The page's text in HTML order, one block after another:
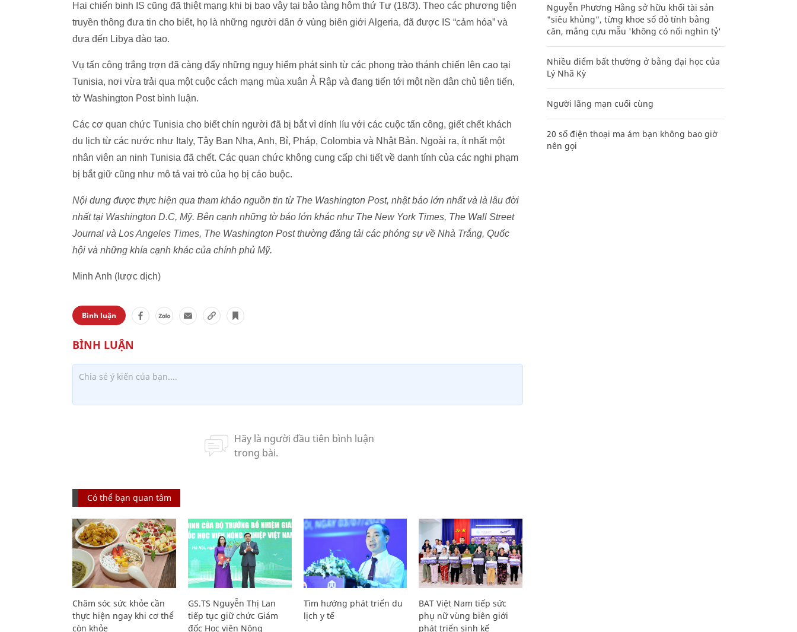
Hai chiến binh IS cũng đã thiệt mạng khi bị bao vây tại bảo tàng hôm thứ Tư (18/3). Theo các phương tiện
truyền thông đưa tin cho biết, họ là những người dân ở vùng biên giới Algeria, đã được IS “cảm hóa” và
đưa đến Libya đào tạo.
Vụ tấn công trắng trợn đã càng đẩy những nguy hiểm phát sinh từ các phong trào thánh chiến lên cao tại
Tunisia, nơi vừa trải qua một cuộc cách mạng mùa xuân Ả Rập và đang tiến tới một nền dân chủ tiên tiến,
tờ Washington Post bình luận.
Các cơ quan chức Tunisia cho biết chín người đã bị bắt vì dính líu với các cuộc tấn công, giết chết khách
du lịch từ các nước như Italy, Tây Ban Nha, Anh, Bỉ, Pháp, Colombia và Nhật Bản. Ngoài ra, ít nhất một
nhân viên an ninh Tunisia đã chết. Các quan chức không cung cấp chi tiết về danh tính của các nghi phạm
bị bắt giữ cũng như mô tả vai trò của họ bị cáo buộc.
Nội dung được thực hiện qua tham khảo nguồn tin từ The Washington Post, nhật báo lớn nhất và là lâu đời
nhất tại Washington D.C, Mỹ. Bên cạnh những tờ báo lớn khác như The New York Times, The Wall Street
Journal và Los Angeles Times, The Washington Post thường đăng tải các phóng sự về Nhà Trắng, Quốc
hội và những khía cạnh khác của chính phủ Mỹ.
Minh Anh (lược dịch)
Bình luận
Có thể bạn quan tâm
Chăm sóc sức khỏe cần
thực hiện ngay khi cơ thể
còn khỏe
GS.TS Nguyễn Thị Lan
tiếp tục giữ chức Giám
đốc Học viện Nông
Tìm hướng phát triển du
lịch y tế
BAT Việt Nam tiếp sức
phụ nữ vùng biên giới
phát triển sinh kế
Nguyễn Phương Hằng sở hữu khối tài sản
"siêu khủng", từng khoe sổ đỏ tính bằng
cân, mắng cựu mẫu 'không có nổi nghìn tỷ'
Nhiều điểm bất thường ở bằng đại học của
Lý Nhã Kỳ
Người lãng mạn cuối cùng
20 số điện thoại ma ám bạn không bao giờ
nên gọi